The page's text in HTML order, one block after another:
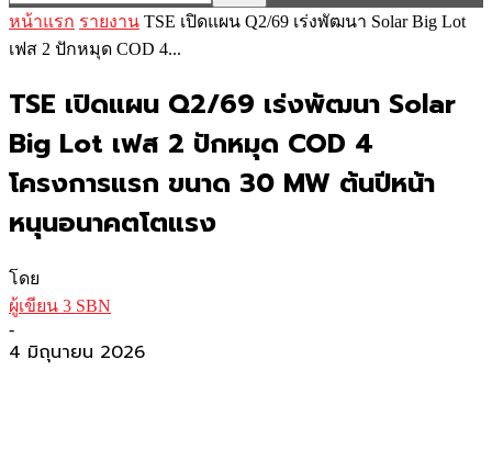
หน้าแรก รายงาน TSE เปิดแผน Q2/69 เร่งพัฒนา Solar Big Lot
เฟส 2 ปักหมุด COD 4...
TSE เปิดแผน Q2/69 เร่งพัฒนา Solar
Big Lot เฟส 2 ปักหมุด COD 4
โครงการแรก ขนาด 30 MW ต้นปีหน้า
หนุนอนาคตโตแรง
โดย
ผู้เขียน 3 SBN
-
4 มิถุนายน 2026